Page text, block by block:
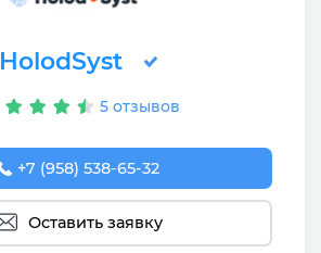
HolodSyst
5 отзывов
+7 (958) 538-65-32
Оставить заявку